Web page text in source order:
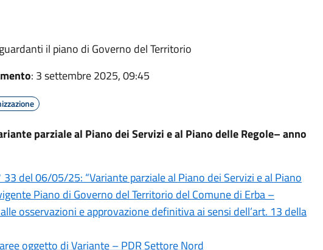
il piano di Governo del Territorio
: 3 settembre 2025, 09:45
parziale al Piano dei Servizi e al Piano delle Regole– anno
33 del 06/05/25: “Variante parziale al Piano dei Servizi e al Piano
Piano di Governo del Territorio del Comune di Erba –
osservazioni e approvazione definitiva ai sensi dell’art. 13 della
oggetto di Variante – PDR Settore Nord